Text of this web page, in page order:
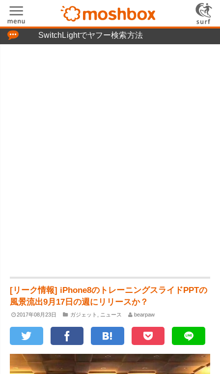
SwitchLightでヤフー検索方法
[リーク情報] iPhone8のトレーニングスライドPPTの
風景流出9月17日の週にリリースか？
2017年08月23日 ガジェット ニュース bearpaw
「つぶやき」の使い方